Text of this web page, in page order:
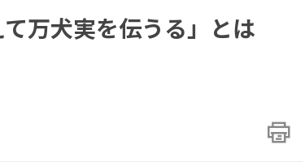
万犬実を伝うる」とは